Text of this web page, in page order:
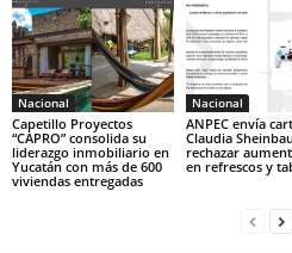
Nacional
Capetillo Proyectos
“CAPRO” consolida su
liderazgo inmobiliario en
Yucatán con más de 600
viviendas entregadas
Nacional
ANPEC envía
Claudia
rechazar
en refrescos y